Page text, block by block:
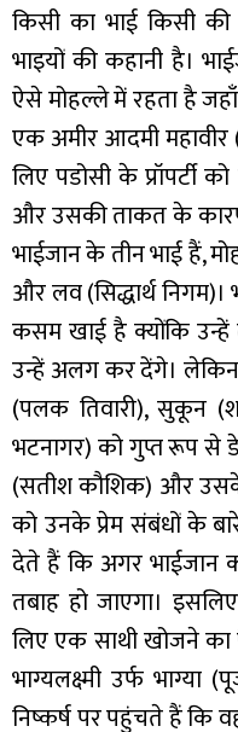
किसी का भाई किसी
भाइयों की कहानी है।
ऐसे मोहल्ले में रहता है
एक अमीर आदमी
लिए पडोसी के प्रॉपर्टी
और उसकी ताकत के
भाईजान के तीन भाई हैं,
और लव (सिद्धार्थ
कसम खाई है क्योंकि
उन्हें अलग कर देंगे।
(पलक तिवारी), सुकून
भटनागर) को गुप्त रूप से
(सतीश कौशिक) और
को उनके प्रेम संबंधों के
देते हैं कि अगर भाईजान
तबाह हो जाएगा।
लिए एक साथी खोजने
भाग्यलक्ष्मी उर्फ
निष्कर्ष पर पहुंचते हैं कि